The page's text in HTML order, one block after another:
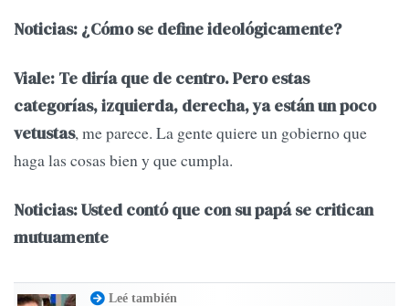
Noticias: ¿Cómo se define ideológicamente?
Viale: Te diría que de centro. Pero estas
categorías, izquierda, derecha, ya están un poco
vetustas, me parece. La gente quiere un gobierno que
haga las cosas bien y que cumpla.
Noticias: Usted contó que con su papá se critican
mutuamente
Leé también